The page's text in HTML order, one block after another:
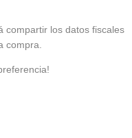
compartir los datos fiscales
compra.